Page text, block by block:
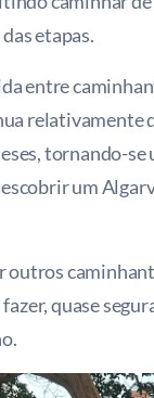
etapas.
entre
relativamente
tornando-se
um
outros
quase